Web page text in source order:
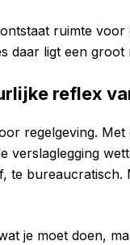
ruimte
daar ligt een groot
reflex
regelgeving.
verslaglegging
te
je moet doen,